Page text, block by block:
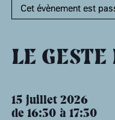
Cet évènement est
LE GESTE
15 juillet 2026
de 16:30
17:30
âge, à la
Maison
des artistes
Rotonde Balzac
Salomon de